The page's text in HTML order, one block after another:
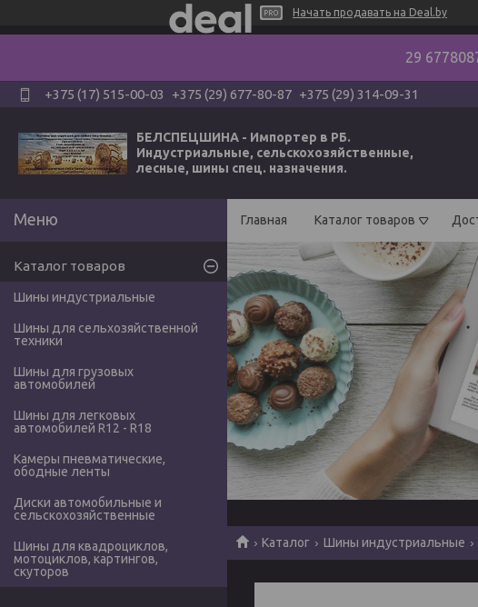
Начать продавать на Deal.by
29
+375 (17) 515-00-03 +375 (29) 677-80-87 +375 (29) 314-09-31
БЕЛСПЕЦШИНА - Импортер в РБ.
Индустриальные, сельскохозяйственные,
лесные, шины спец. назначения.
Главная Каталог товаров
Каталог Шины индустриальные
Каталог товаров
Шины индустриальные
Шины для сельхозяйственной
техники
Шины для грузовых
автомобилей
Шины для легковых
автомобилей R12 - R18
Камеры пневматические,
ободные ленты
Диски автомобильные и
сельскохозяйственные
Шины для квадроциклов,
мотоциклов, картингов,
скуторов